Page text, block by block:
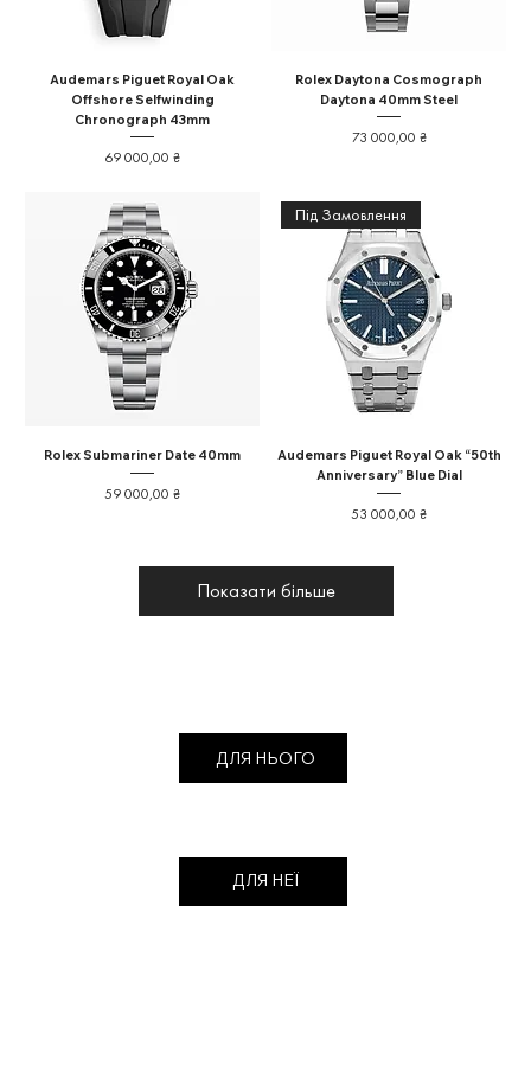
Audemars Piguet Royal Oak
Offshore Selfwinding
Chronograph 43mm
Ціна
69 000,00 ₴
Rolex Daytona Cosmograph
Daytona 40mm Steel
Ціна
73 000,00 ₴
Rolex Submariner Date 40mm
Ціна
59 000,00 ₴
Під Замовлення
Audemars Piguet Royal Oak “50th
Anniversary” Blue Dial
Ціна
53 000,00 ₴
Показати більше
ДЛЯ НЬОГО
ДЛЯ НЕЇ